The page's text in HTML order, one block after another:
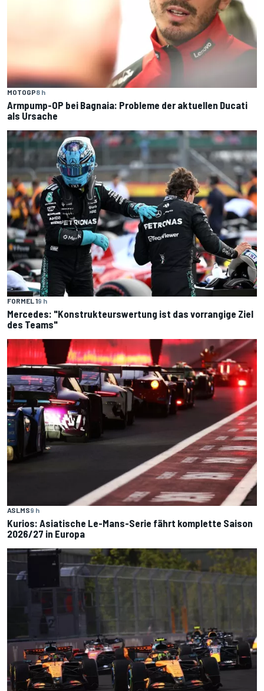
MOTOGP8 h
Armpump-OP bei Bagnaia: Probleme der aktuellen Ducati
als Ursache
FORMEL 19 h
Mercedes: "Konstrukteurswertung ist das vorrangige Ziel
des Teams"
ASLMS9 h
Kurios: Asiatische Le-Mans-Serie fährt komplette Saison
2026/27 in Europa